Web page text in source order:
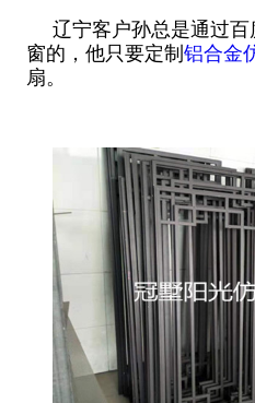
辽宁客户孙总是通过
窗的，他只要定制 铝合金
扇。